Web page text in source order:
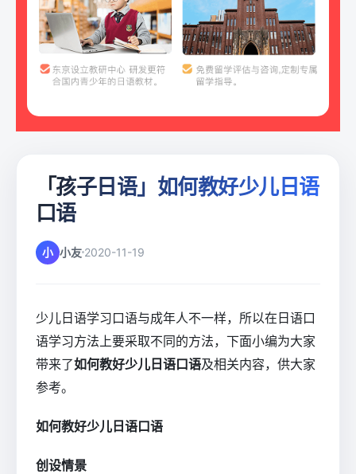
「孩子日语」如何教好少儿日语
口语
小 小友 2020-11-19
少儿日语学习口语与成年人不一样，所以在日语口
语学习方法上要采取不同的方法，下面小编为大家
带来了如何教好少儿日语口语及相关内容，供大家
参考。
如何教好少儿日语口语
创设情景